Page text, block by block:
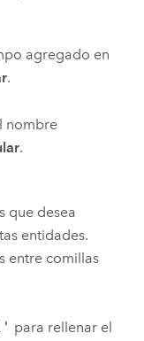
agregado en
.
nombre
.
que desea
entidades.
entre comillas
para rellenar el